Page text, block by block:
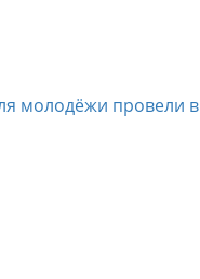
молодёжи провели в